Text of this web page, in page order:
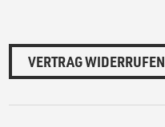
VERTRAG WIDERRUFEN